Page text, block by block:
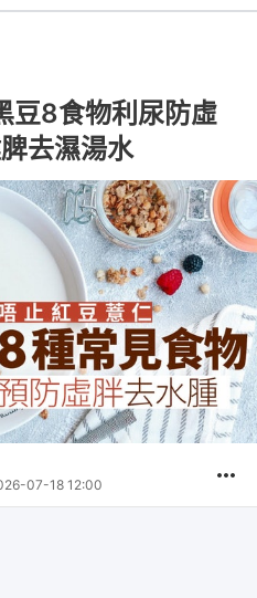
豆8食物利尿防虛
去濕湯水
07-18 12:00